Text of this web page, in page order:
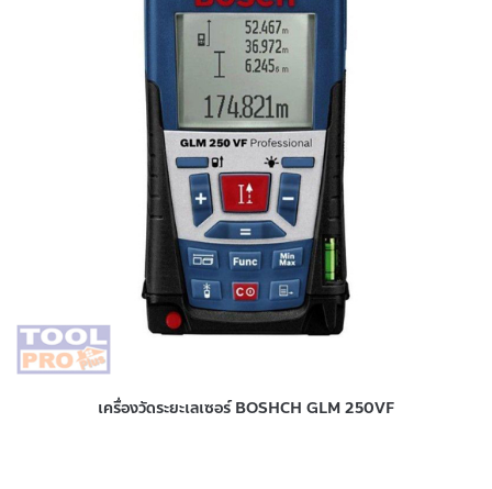
เครื่องวัดระยะเลเซอร์ BOSHCH GLM 250VF